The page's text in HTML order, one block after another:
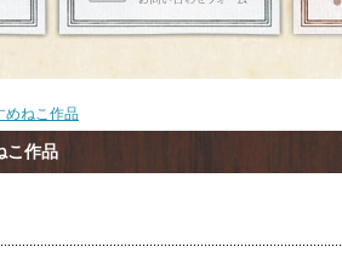
めねこ作品
こ作品